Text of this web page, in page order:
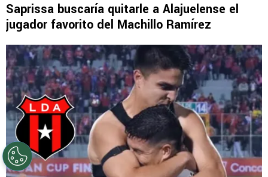
Saprissa buscaría quitarle a Alajuelense el
jugador favorito del Machillo Ramírez